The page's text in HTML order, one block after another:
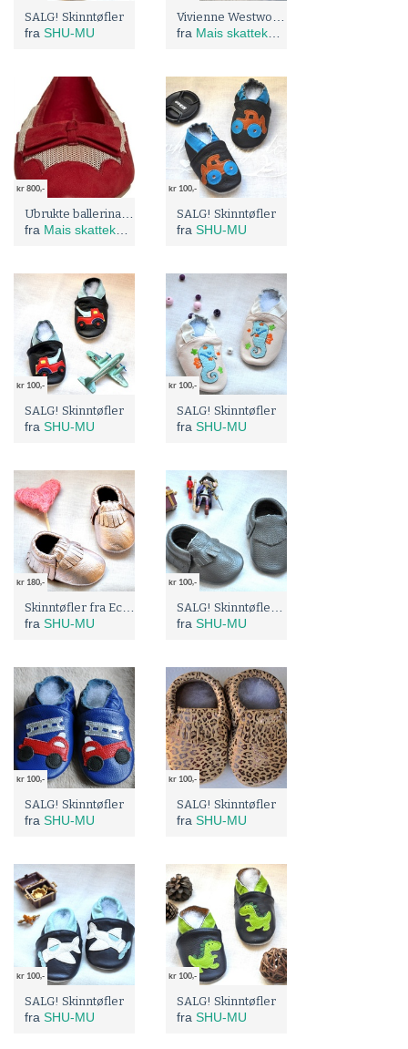
SALG! Skinntøfler
fra SHU-MU
fra Mais skattekammer
kr 800,-
fra Mais skattekammer
kr 100,-
SALG! Skinntøfler
fra SHU-MU
kr 100,-
SALG! Skinntøfler
fra SHU-MU
kr 100,-
SALG! Skinntøfler
fra SHU-MU
kr 180,-
fra SHU-MU
kr 100,-
fra SHU-MU
kr 100,-
SALG! Skinntøfler
fra SHU-MU
kr 100,-
SALG! Skinntøfler
fra SHU-MU
kr 100,-
SALG! Skinntøfler
fra SHU-MU
kr 100,-
SALG! Skinntøfler
fra SHU-MU